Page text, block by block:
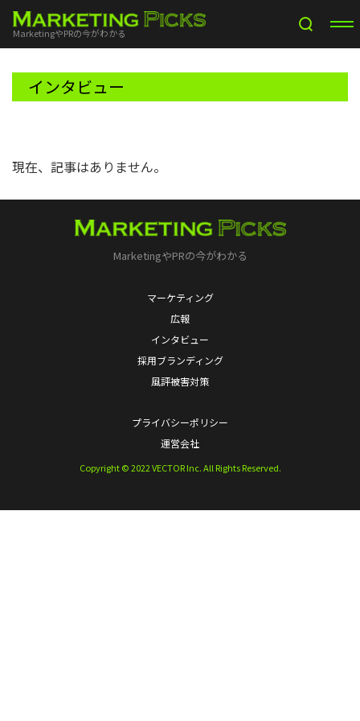
MarketingやPRの今がわかる
インタビュー
現在、記事はありません。
MarketingやPRの今がわかる
マーケティング
広報
インタビュー
採用ブランディング
風評被害対策
プライバシーポリシー
運営会社
Copyright © 2022 VECTOR Inc. All Rights Reserved.